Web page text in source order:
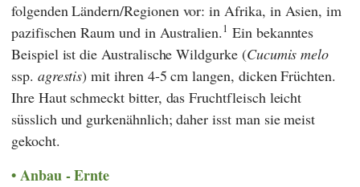
folgenden Ländern/Regionen vor: in Afrika, in Asien, im
pazifischen Raum und in Australien.1 Ein bekanntes
Beispiel ist die Australische Wildgurke (Cucumis melo
ssp. agrestis) mit ihren 4-5 cm langen, dicken Früchten.
Ihre Haut schmeckt bitter, das Fruchtfleisch leicht
süsslich und gurkenähnlich; daher isst man sie meist
gekocht.
Anbau - Ernte